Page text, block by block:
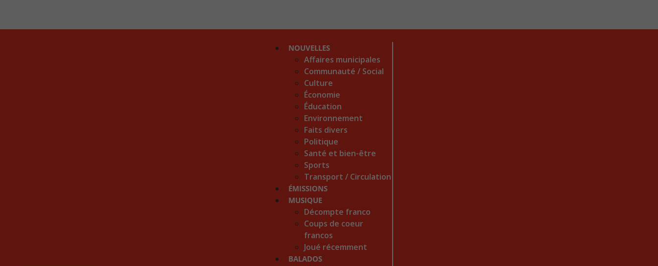
NOUVELLES
Affaires municipales
Communauté / Social
Culture
Économie
Éducation
Environnement
Faits divers
Politique
Santé et bien-être
Sports
Transport / Circulation
ÉMISSIONS
MUSIQUE
Décompte franco
Coups de coeur
francos
Joué récemment
BALADOS